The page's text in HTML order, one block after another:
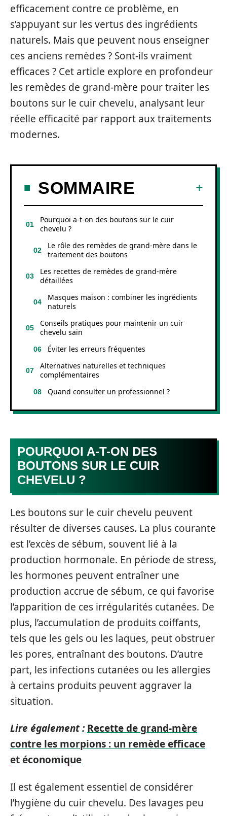
efficacement contre ce problème, en
s’appuyant sur les vertus des ingrédients
naturels. Mais que peuvent nous enseigner
ces anciens remèdes ? Sont-ils vraiment
efficaces ? Cet article explore en profondeur
les remèdes de grand-mère pour traiter les
boutons sur le cuir chevelu, analysant leur
réelle efficacité par rapport aux traitements
modernes.
SOMMAIRE
Pourquoi a-t-on des boutons sur le cuir
chevelu ?
Le rôle des remèdes de grand-mère dans le
traitement des boutons
Les recettes de remèdes de grand-mère
détaillées
Masques maison : combiner les ingrédients
naturels
Conseils pratiques pour maintenir un cuir
chevelu sain
Éviter les erreurs fréquentes
Alternatives naturelles et techniques
complémentaires
Quand consulter un professionnel ?
POURQUOI A-T-ON DES
BOUTONS SUR LE CUIR
CHEVELU ?
Les boutons sur le cuir chevelu peuvent
résulter de diverses causes. La plus courante
est l’excès de sébum, souvent lié à la
production hormonale. En période de stress,
les hormones peuvent entraîner une
production accrue de sébum, ce qui favorise
l’apparition de ces irrégularités cutanées. De
plus, l’accumulation de produits coiffants,
tels que les gels ou les laques, peut obstruer
les pores, entraînant des boutons. D’autre
part, les infections cutanées ou les allergies
à certains produits peuvent aggraver la
situation.
Lire également : Recette de grand-mère
contre les morpions : un remède efficace
et économique
Il est également essentiel de considérer
l’hygiène du cuir chevelu. Des lavages peu